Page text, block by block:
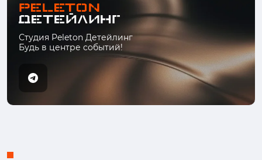
Студия Peleton Детейлинг
Будь в центре событий!